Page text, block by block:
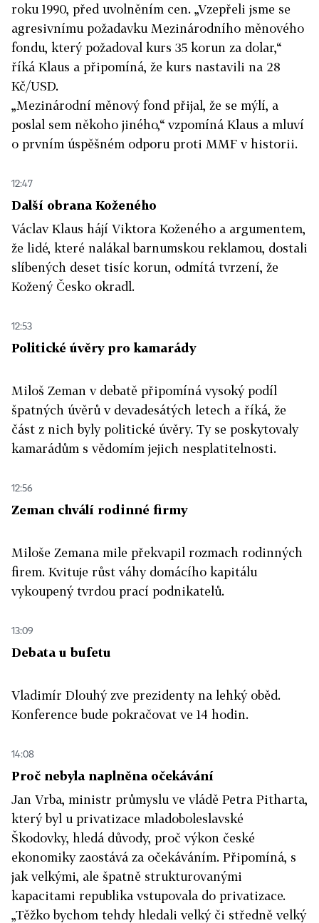
roku 1990, před uvolněním cen. „Vzepřeli jsme se
agresivnímu požadavku Mezinárodního měnového
fondu, který požadoval kurs 35 korun za dolar,“
říká Klaus a připomíná, že kurs nastavili na 28
Kč/USD.
„Mezinárodní měnový fond přijal, že se mýlí, a
poslal sem někoho jiného,“ vzpomíná Klaus a mluví
o prvním úspěšném odporu proti MMF v historii.
12:47
Další obrana Koženého
Václav Klaus hájí Viktora Koženého a argumentem,
že lidé, které nalákal barnumskou reklamou, dostali
slíbených deset tisíc korun, odmítá tvrzení, že
Kožený Česko okradl.
12:53
Politické úvěry pro kamarády
Miloš Zeman v debatě připomíná vysoký podíl
špatných úvěrů v devadesátých letech a říká, že
část z nich byly politické úvěry. Ty se poskytovaly
kamarádům s vědomím jejich nesplatitelnosti.
12:56
Zeman chválí rodinné firmy
Miloše Zemana mile překvapil rozmach rodinných
firem. Kvituje růst váhy domácího kapitálu
vykoupený tvrdou prací podnikatelů.
13:09
Debata u bufetu
Vladimír Dlouhý zve prezidenty na lehký oběd.
Konference bude pokračovat ve 14 hodin.
14:08
Proč nebyla naplněna očekávání
Jan Vrba, ministr průmyslu ve vládě Petra Pitharta,
který byl u privatizace mladoboleslavské
Škodovky, hledá důvody, proč výkon české
ekonomiky zaostává za očekáváním. Připomíná, s
jak velkými, ale špatně strukturovanými
kapacitami republika vstupovala do privatizace.
„Těžko bychom tehdy hledali velký či středně velký